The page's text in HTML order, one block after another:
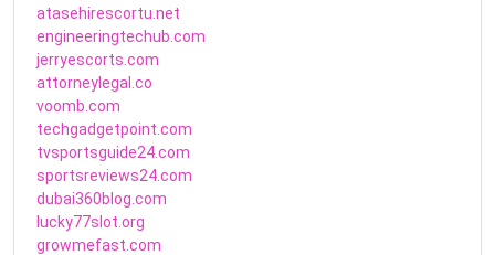
atasehirescortu.net
engineeringtechub.com
jerryescorts.com
attorneylegal.co
voomb.com
techgadgetpoint.com
tvsportsguide24.com
sportsreviews24.com
dubai360blog.com
lucky77slot.org
growmefast.com